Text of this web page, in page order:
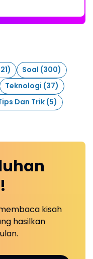
Soal (300)
Teknologi (37)
Dan Trik (5)
kisah
hasilkan